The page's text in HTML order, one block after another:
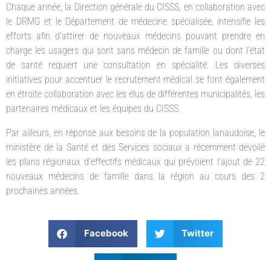
Chaque année, la Direction générale du CISSS, en collaboration avec
le DRMG et le Département de médecine spécialisée, intensifie les
efforts afin d’attirer de nouveaux médecins pouvant prendre en
charge les usagers qui sont sans médecin de famille ou dont l’état
de santé requiert une consultation en spécialité. Les diverses
initiatives pour accentuer le recrutement médical se font également
en étroite collaboration avec les élus de différentes municipalités, les
partenaires médicaux et les équipes du CISSS.
Par ailleurs, en réponse aux besoins de la population lanaudoise, le
ministère de la Santé et des Services sociaux a récemment dévoilé
les plans régionaux d’effectifs médicaux qui prévoient l’ajout de 22
nouveaux médecins de famille dans la région au cours des 2
prochaines années.
Facebook Twitter